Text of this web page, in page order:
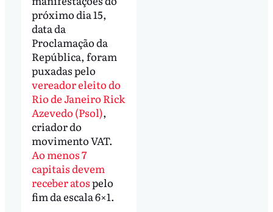
próximo dia 15,
data da
Proclamação da
República, foram
puxadas pelo
vereador eleito do
Rio de Janeiro Rick
Azevedo (Psol),
criador do
movimento VAT.
Ao menos 7
capitais devem
receber atospelo
fim da escala 6×1.